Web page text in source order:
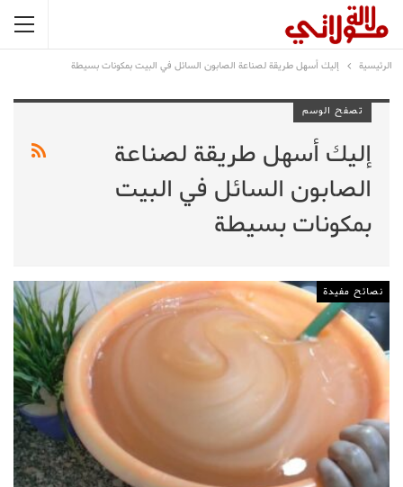
الرئيسية إليك أسهل طريقة لصناعة الصابون السائل في البيت بمكونات بسيطة
تصفح الوسم
إليك أسهل طريقة لصناعة
الصابون السائل في البيت
بمكونات بسيطة
نصائح مفيدة